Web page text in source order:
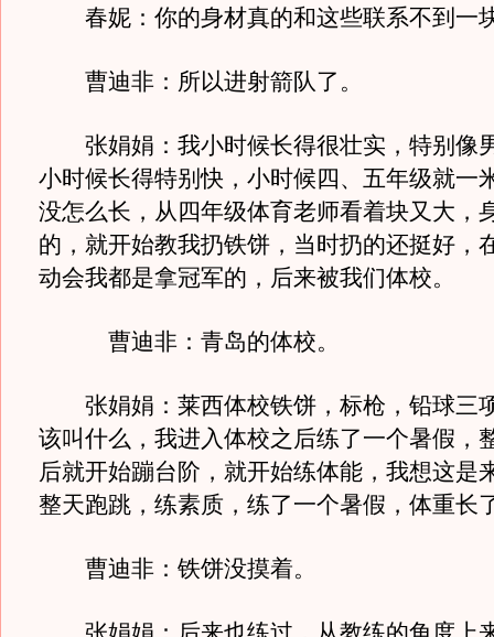
春妮：你的身材真的和这些联系不到一
曹迪非：所以进射箭队了。
张娟娟：我小时候长得很壮实，特别像
小时候长得特别快，小时候四、五年级就一
没怎么长，从四年级体育老师看着块又大，
的，就开始教我扔铁饼，当时扔的还挺好，
动会我都是拿冠军的，后来被我们体校。
曹迪非：青岛的体校。
张娟娟：莱西体校铁饼，标枪，铅球三
该叫什么，我进入体校之后练了一个暑假，
后就开始蹦台阶，就开始练体能，我想这是
整天跑跳，练素质，练了一个暑假，体重长
曹迪非：铁饼没摸着。